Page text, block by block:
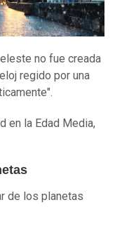
no fue creada
regido por una
en la Edad Media,
de los planetas